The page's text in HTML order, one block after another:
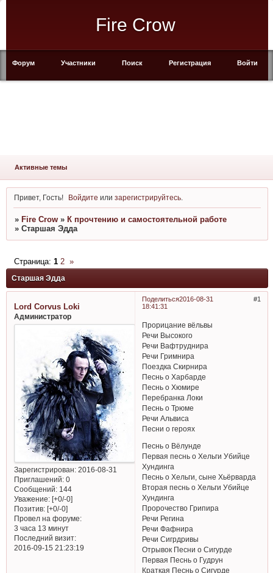
Fire Crow
Форум Участники Поиск Регистрация Войти
Активные темы
Привет, Гость! Войдите илизарегистрируйтесь
» Fire Crow » К прочтению и самостоятельной работе
» Старшая Эдда
Старшая Эдда
Страница: 1 2 »
Поделиться 1
2016-08-31
18:41:31
Lord Corvus Loki
Администратор
Зарегистрирован: 2016-08-31
Приглашений:0
Сообщений:144
Уважение: [+0/-0]
Позитив: [+0/-0]
Провел на форуме:
3 часа 13 минут
Последний визит:
2016-09-15 21:23:19
Прорицание вёльвы
Речи Высокого
Речи Вафтруднира
Речи Гримнира
Поездка Скирнира
Песнь о Харбарде
Песнь о Хюмире
Перебранка Локи
Песнь о Трюме
Речи Альвиса
Песни о героях
Песнь о Вёлунде
Первая песнь о Хельги Убийце
Хундинга
Песнь о Хельги, сыне Хьёрварда
Вторая песнь о Хельги Убийце
Хундинга
Пророчество Грипира
Речи Регина
Речи Фафнира
Речи Сигрдривы
Отрывок Песни о Сигурде
Первая Песнь о Гудрун
Краткая Песнь о Сигурде